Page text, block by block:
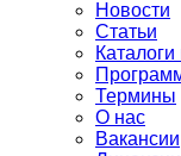
Новости
Статьи
Термины
О нас
Вакансии